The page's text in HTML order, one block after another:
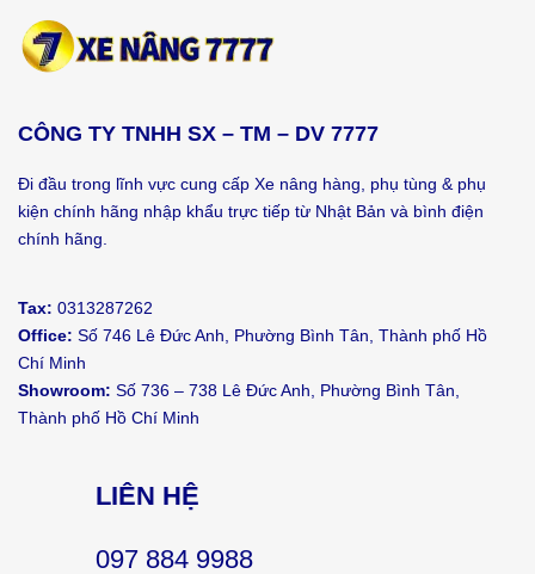
CÔNG TY TNHH SX – TM – DV 7777
Đi đầu trong lĩnh vực cung cấp Xe nâng hàng, phụ tùng & phụ
kiện chính hãng nhập khẩu trực tiếp từ Nhật Bản và bình điện
chính hãng.
Tax: 0313287262
Office: Số 746 Lê Đức Anh, Phường Bình Tân, Thành phố Hồ
Chí Minh
Showroom: Số 736 – 738 Lê Đức Anh, Phường Bình Tân,
Thành phố Hồ Chí Minh
LIÊN HỆ
097 884 9988